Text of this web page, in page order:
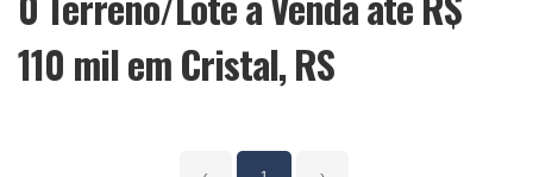
110 mil em Cristal, RS